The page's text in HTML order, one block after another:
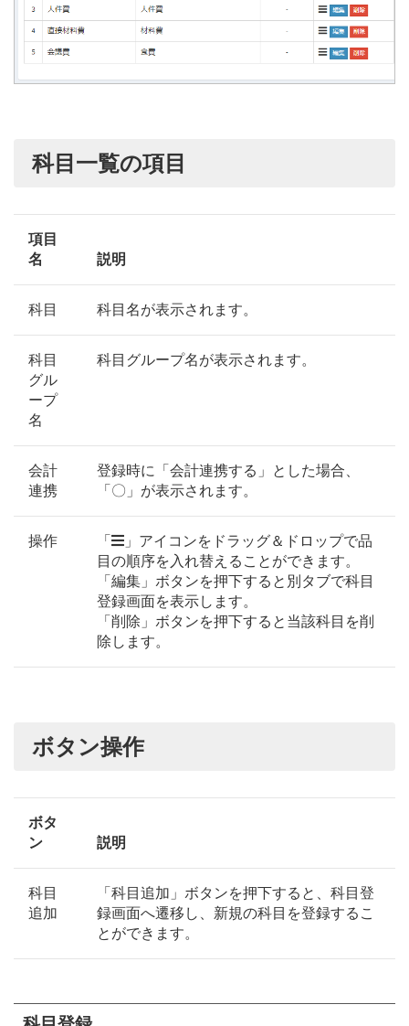
科目一覧の項目
項目
名
説明
科目 科目名が表示されます。
科目
グル
ープ
名
科目グループ名が表示されます。
会計
連携
登録時に「会計連携する」とした場合、
「〇」が表示されます。
操作 「
」アイコンをドラッグ＆ドロップで品
目の順序を入れ替えることができます。
「編集」ボタンを押下すると別タブで科目
登録画面を表示します。
「削除」ボタンを押下すると当該科目を削
除します。
ボタン操作
ボタ
ン
説明
科目
追加
「科目追加」ボタンを押下すると、科目登
録画面へ遷移し、新規の科目を登録するこ
とができます。